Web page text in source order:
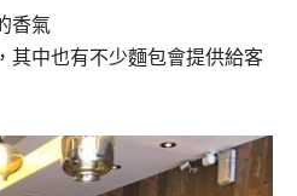
香氣
其中也有不少麵包會提供給客